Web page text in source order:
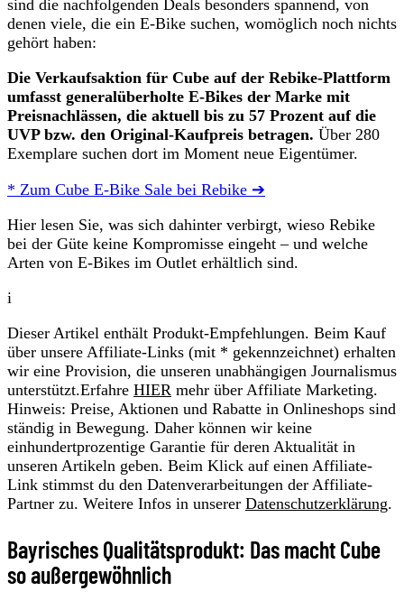
sind die nachfolgenden Deals besonders spannend, von
denen viele, die ein E-Bike suchen, womöglich noch nichts
gehört haben:
Die Verkaufsaktion für Cube auf der Rebike-Plattform
umfasst generalüberholte E-Bikes der Marke mit
Preisnachlässen, die aktuell bis zu 57 Prozent auf die
UVP bzw. den Original-Kaufpreis betragen. Über 280
Exemplare suchen dort im Moment neue Eigentümer.
* Zum Cube E-Bike Sale bei Rebike ➔
Hier lesen Sie, was sich dahinter verbirgt, wieso Rebike
bei der Güte keine Kompromisse eingeht – und welche
Arten von E-Bikes im Outlet erhältlich sind.
i
Dieser Artikel enthält Produkt-Empfehlungen. Beim Kauf
über unsere Affiliate-Links (mit * gekennzeichnet) erhalten
wir eine Provision, die unseren unabhängigen Journalismus
unterstützt.Erfahre HIER mehr über Affiliate Marketing.
Hinweis: Preise, Aktionen und Rabatte in Onlineshops sind
ständig in Bewegung. Daher können wir keine
einhundertprozentige Garantie für deren Aktualität in
unseren Artikeln geben. Beim Klick auf einen Affiliate-
Link stimmst du den Datenverarbeitungen der Affiliate-
Partner zu. Weitere Infos in unserer Datenschutzerklärung.
Bayrisches Qualitätsprodukt: Das macht Cube
so außergewöhnlich